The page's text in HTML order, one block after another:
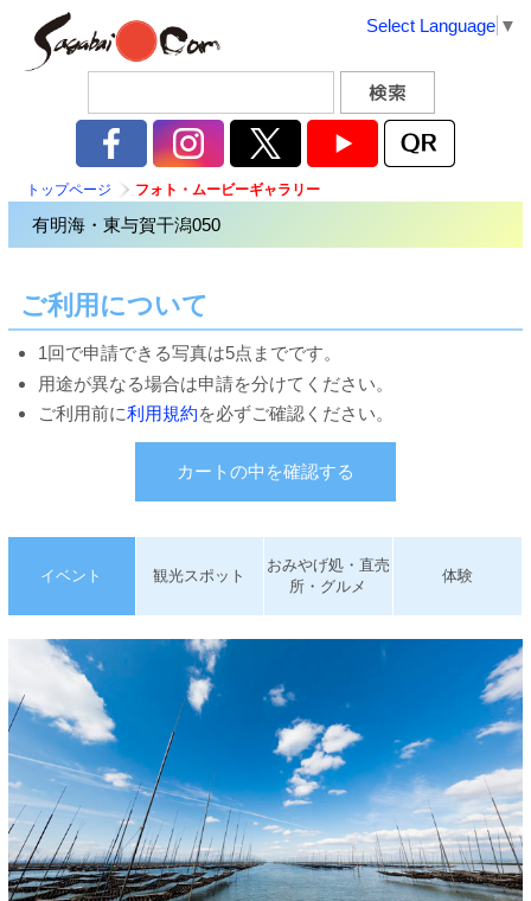
Select Language ▼
トップページ フォト・ムービーギャラリー
有明海・東与賀干潟050
ご利用について
1回で申請できる写真は5点までです。
用途が異なる場合は申請を分けてください。
ご利用前に利用規約を必ずご確認ください。
カートの中を確認する
イベント 観光スポット
おみやげ処・直売
所・グルメ
体験